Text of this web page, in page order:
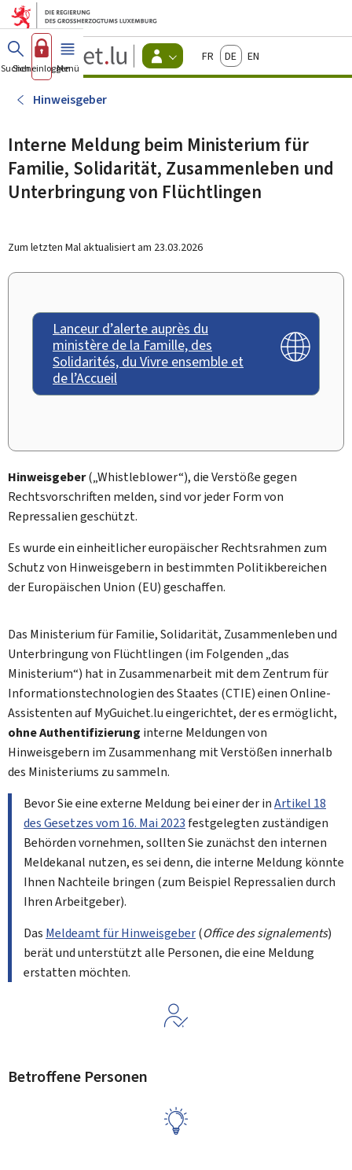
Zum Hauptmenü
Zum Inhalt
Guichet.lu
Changer
d'espace
actif
FrançaisDeutschEnglish
Suchen
Sich einloggen
Menü Haupt-
Hinweisgeber
Interne Meldung beim Ministerium für
Familie, Solidarität, Zusammenleben und
Unterbringung von Flüchtlingen
Zum letzten Mal aktualisiert am 23.03.2026
Lanceur d’alerte auprès du
ministère de la Famille, des
Solidarités, du Vivre ensemble et
de l’Accueil
Hinweisgeber(„Whistleblower“), die Verstöße gegen
Rechtsvorschriften melden, sind vor jeder Form von
Repressalien geschützt.
Es wurde ein einheitlicher europäischer Rechtsrahmen zum
Schutz von Hinweisgebern in bestimmten Politikbereichen
der Europäischen Union (EU) geschaffen.
Das Ministerium für Familie, Solidarität, Zusammenleben und
Unterbringung von Flüchtlingen (im Folgenden „das
Ministerium“) hat in Zusammenarbeit mit dem Zentrum für
Informationstechnologien des Staates (CTIE) einen Online-
Assistenten auf MyGuichet.lu eingerichtet, der es ermöglicht,
ohne Authentifizierung interne Meldungen von
Hinweisgebern im Zusammenhang mit Verstößen innerhalb
des Ministeriums zu sammeln.
Bevor Sie eine externe Meldung bei einer der inArtikel 18
des Gesetzes vom 16. Mai 2023 festgelegten zuständigen
Behörden vornehmen, sollten Sie zunächst den internen
Meldekanal nutzen, es sei denn, die interne Meldung könnte
Ihnen Nachteile bringen (zum Beispiel Repressalien durch
Ihren Arbeitgeber).
Das Meldeamt für Hinweisgeber(Office des signalements)
berät und unterstützt alle Personen, die eine Meldung
erstatten möchten.
Betroffene Personen